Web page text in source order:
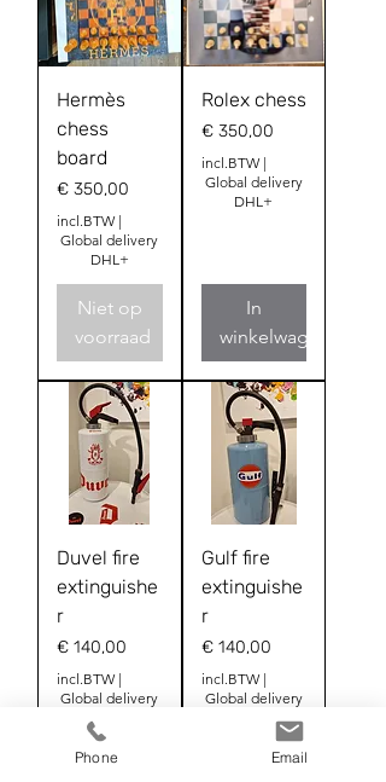
Hermès
chess
board
Prijs
€ 350,00
incl.BTW |
Global delivery
DHL+
Niet op
voorraad
Rolex chess
Prijs
€ 350,00
incl.BTW |
Global delivery
DHL+
In
winkelwagen
Duvel fire
extinguishe
r
Prijs
€ 140,00
incl.BTW |
Global delivery
In
Gulf fire
extinguishe
r
Prijs
€ 140,00
incl.BTW |
Global delivery
Phone Email